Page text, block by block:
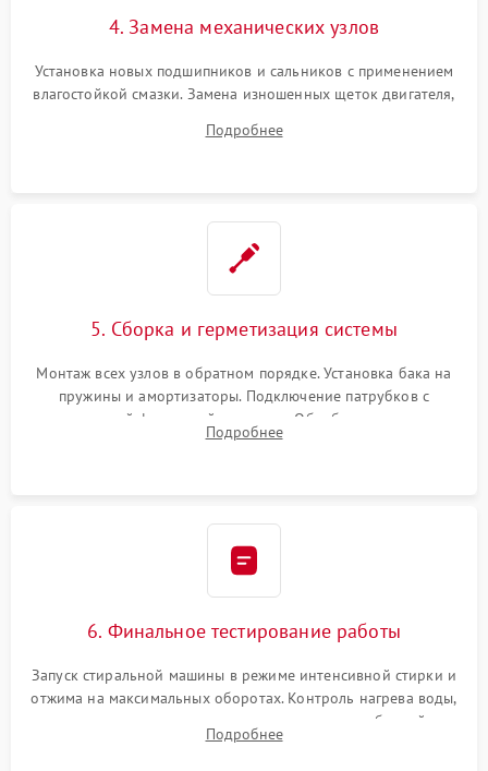
4. Замена механических узлов
Установка новых подшипников и сальников с применением
влагостойкой смазки. Замена изношенных щеток двигателя,
или поврежденной резиновой манжеты.
Подробнее
5. Сборка и герметизация системы
Монтаж всех узлов в обратном порядке. Установка бака на
пружины и амортизаторы. Подключение патрубков с
надежной фиксацией хомутами. Обработка стыков
герметиком для предотвращения возможных протечек воды.
Подробнее
6. Финальное тестирование работы
Запуск стиральной машины в режиме интенсивной стирки и
отжима на максимальных оборотах. Контроль нагрева воды,
корректности слива, отсутствия излишних вибраций,
посторонних стуков и протечек под корпусом.
Подробнее